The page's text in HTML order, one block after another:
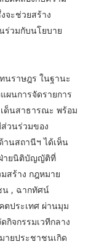
จะช่วยสร้าง
ร่วมกับนโยบาย
ราษฎร ในฐานะ
ผนการจัดรายการ
เด็นสาธารณะ พร้อม
วนร่วมของ
นสถานีฯ ได้เห็น
ายนิติบัญญัติที่
สร้าง กฎหมาย
น , ฉากทัศน์
ตประเทศ ผ่านมุม
กิจกรรมเวทีกลาง
ายประชาชนเกิด